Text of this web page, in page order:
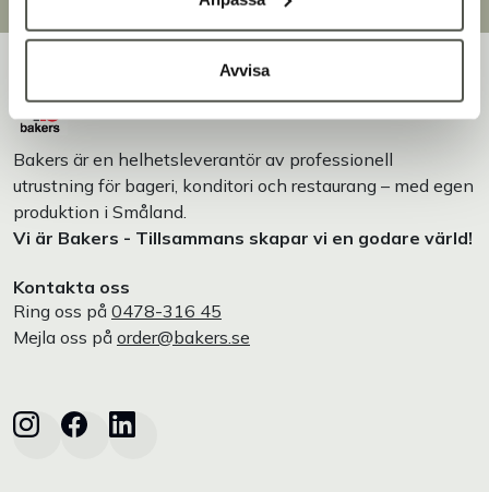
Avvisa
Bakers är en helhetsleverantör av professionell
utrustning för bageri, konditori och restaurang – med egen
produktion i Småland.
Vi är Bakers - Tillsammans skapar vi en godare värld!
Kontakta oss
Ring oss på 0478-316 45
Mejla oss på order@bakers.se